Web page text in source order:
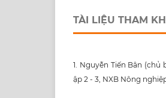
TÀI LIỆU THAM
1. Nguyễn Tiến Bân
ập 2 - 3, NXB Nông